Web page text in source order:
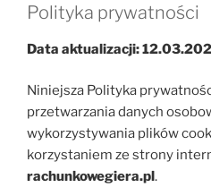
Polityka prywatności
Data aktualizacji:
Niniejsza Polityka
przetwarzania danych
wykorzystywania plików
korzystaniem ze strony
rachunkowegiera.pl .